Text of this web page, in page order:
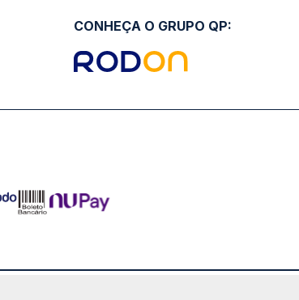
CONHEÇA O GRUPO QP:
Alphaville, Barueri - SP | CEP: 06453-